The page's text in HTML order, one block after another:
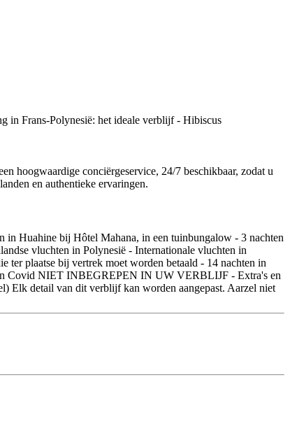
hoogwaardige conciërgeservice, 24/7 beschikbaar, zodat u
en authentieke ervaringen.
Huahine bij Hôtel Mahana, in een tuinbungalow - 3 nachten
vluchten in Polynesië - Internationale vluchten in
plaatse bij vertrek moet worden betaald - 14 nachten in
Covid NIET INBEGREPEN IN UW VERBLIJF - Extra's en
Elk detail van dit verblijf kan worden aangepast. Aarzel niet